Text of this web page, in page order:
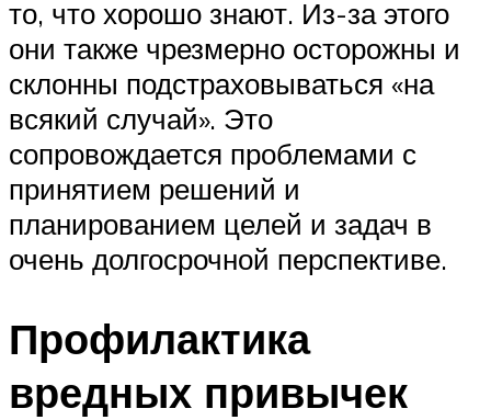
то, что хорошо знают. Из-за этого
они также чрезмерно осторожны и
склонны подстраховываться «на
всякий случай». Это
сопровождается проблемами с
принятием решений и
планированием целей и задач в
очень долгосрочной перспективе.
Профилактика
вредных привычек